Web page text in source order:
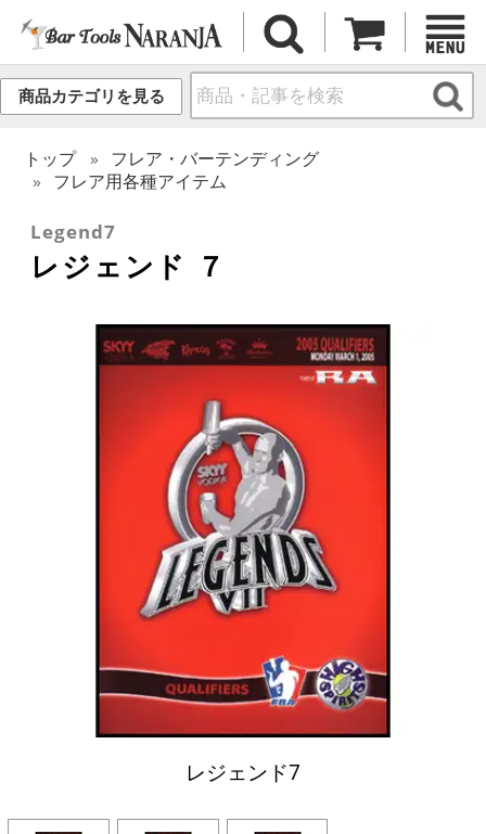
商品カテゴリを見る
トップ
フレア・バーテンディング
フレア用各種アイテム
Legend7
レジェンド ７
レジェンド7